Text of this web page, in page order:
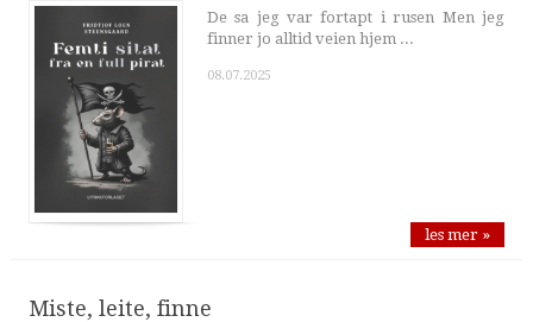
De sa jeg var fortapt i rusen Men jeg
finner jo alltid veien hjem ...
08.07.2025
les mer »
Miste, leite, finne